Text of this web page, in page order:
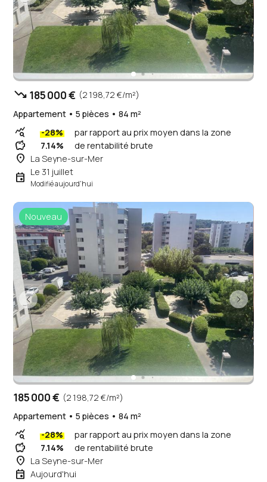
trending_down 185 000 € (2 198,72 €/m²)
Appartement • 5 pièces • 84 m²
query_stats -28% par rapport au prix moyen dans la zone
savings 7.14% de rentabilité brute
place La Seyne-sur-Mer
event Le 31 juillet
Modifié aujourd'hui
Nouveau
185 000 € (2 198,72 €/m²)
Appartement • 5 pièces • 84 m²
query_stats -28% par rapport au prix moyen dans la zone
savings 7.14% de rentabilité brute
place La Seyne-sur-Mer
event Aujourd'hui